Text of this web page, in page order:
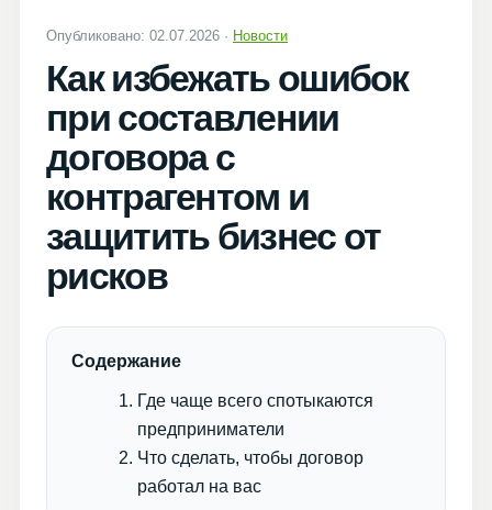
Опубликовано: 02.07.2026 · Новости
Как избежать ошибок
при составлении
договора с
контрагентом и
защитить бизнес от
рисков
Содержание
Где чаще всего спотыкаются
предприниматели
Что сделать, чтобы договор
работал на вас